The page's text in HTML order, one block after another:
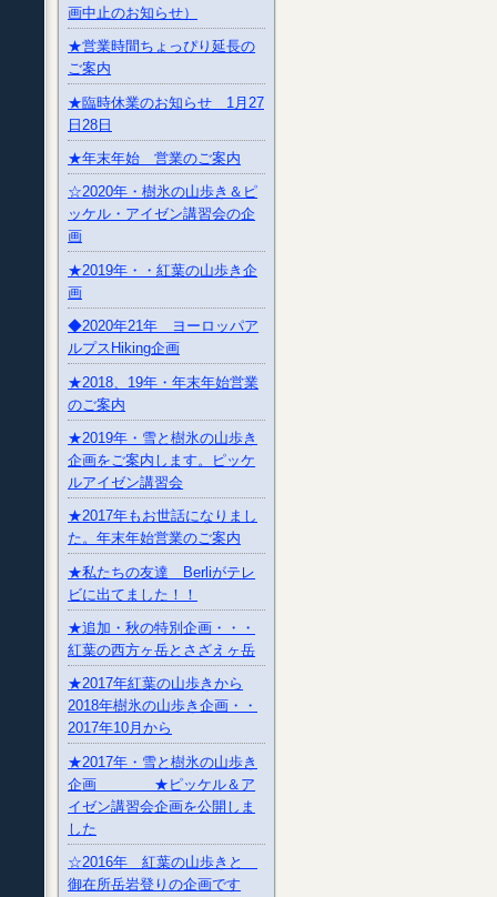
画中止のお知らせ）
★営業時間ちょっぴり延長の
ご案内
★臨時休業のお知らせ 1月27
日28日
★年末年始 営業のご案内
☆2020年・樹氷の山歩き＆ピ
ッケル・アイゼン講習会の企
画
★2019年・・紅葉の山歩き企
画
◆2020年21年 ヨーロッパア
ルプスHiking企画
★2018、19年・年末年始営業
のご案内
★2019年・雪と樹氷の山歩き
企画をご案内します。ピッケ
ルアイゼン講習会
★2017年もお世話になりまし
た。年末年始営業のご案内
★私たちの友達 Berliがテレ
ビに出てました！！
★追加・秋の特別企画・・・
紅葉の西方ヶ岳とさざえヶ岳
★2017年紅葉の山歩きから
2018年樹氷の山歩き企画・・
2017年10月から
★2017年・雪と樹氷の山歩き
企画 ★ピッケル＆ア
イゼン講習会企画を公開しま
した
☆2016年 紅葉の山歩きと
御在所岳岩登りの企画です